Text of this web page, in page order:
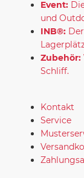
Event:
und
INB®:
Zubehör:
Schliff.
Kontakt
Service